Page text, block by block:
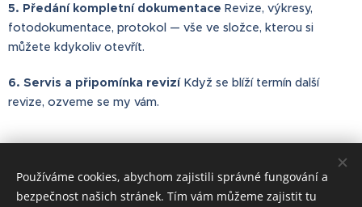
5. Předání kompletní dokumentace Revize, výkresy,
fotodokumentace, protokol — vše ve složce, kterou si
můžete kdykoliv otevřít.
6. Servis a připomínka revizíKdyž se blíží termín další
revize, ozveme se my vám.
Používáme cookies, abychom zajistili správné fungování a
bezpečnost našich stránek. Tím vám můžeme zajistit tu